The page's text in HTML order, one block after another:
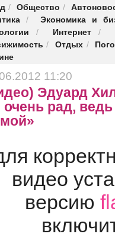
/ Общество /
/
Экономика и
/ Интернет/
/ Отдых /
11:20
Эдуард
очень рад,
видео
версию